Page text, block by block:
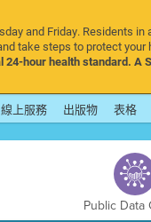
and Friday. Residents
take steps to protect your
hour health standard. A
線上服務 出版物 表格
Public Data